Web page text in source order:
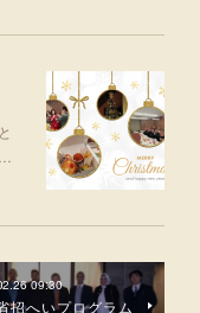
09:30
招へいプログラム